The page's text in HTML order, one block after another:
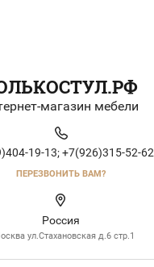
магазин мебели
19-13; +7(926)315-52-62
ПЕРЕЗВОНИТЬ ВАМ?
Россия
ул.Стахановская д.6 стр.1